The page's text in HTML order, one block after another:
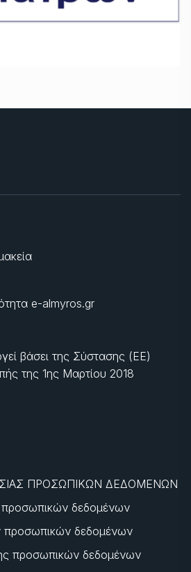
e-almyros.gr
βάσει της Σύστασης (ΕΕ)
της 1ης Μαρτίου 2018
ΠΡΟΣΩΠΙΚΩΝ ΔΕΔΟΜΕΝΩΝ
δεδομένων
προσωπικών δεδομένων
προσωπικών δεδομένων